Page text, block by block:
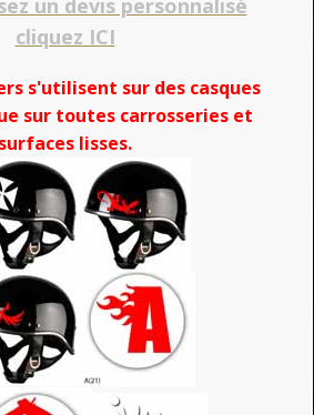
un devis personnalisé
cliquez ICI
s'utilisent sur des casques
sur toutes carrosseries et
surfaces lisses.